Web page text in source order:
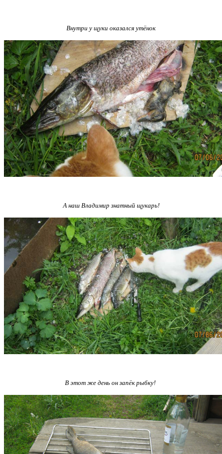
Внутри у щуки оказался утёнок
А наш Владимир знатный щукарь!
В этот же день он запёк рыбку!